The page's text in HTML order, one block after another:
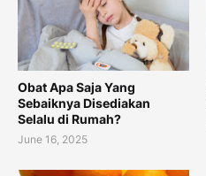
Obat Apa Saja Yang
Sebaiknya Disediakan
Selalu di Rumah?
June 16, 2025